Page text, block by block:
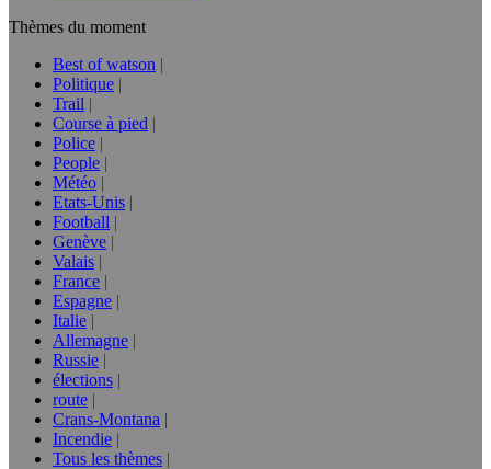
Thèmes du moment
Best of watson
Politique
Trail
Course à pied
Police
People
Météo
Etats-Unis
Football
Genève
Valais
France
Espagne
Italie
Allemagne
Russie
élections
route
Crans-Montana
Incendie
Tous les thèmes